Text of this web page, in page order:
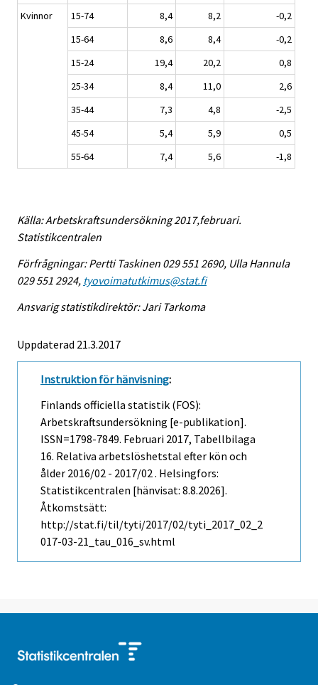
Kvinnor
15-74 8,4 8,2
-0,2
15-64
8,6 8,4
-0,2
15-24
19,4 20,2
0,8
25-34
8,4 11,0
2,6
35-44
7,3 4,8
-2,5
45-54
5,4 5,9
0,5
55-64
7,4 5,6 -1,8
Källa: Arbetskraftsundersökning 2017,februari.
Statistikcentralen
Förfrågningar: Pertti Taskinen 029 551 2690, Ulla Hannula
029 551 2924, tyovoimatutkimus@stat.fi
Ansvarig statistikdirektör: Jari Tarkoma
Uppdaterad 21.3.2017
Instruktion för hänvisning:
Finlands officiella statistik (FOS):
Arbetskraftsundersökning [e-publikation].
ISSN=1798-7849. Februari 2017, Tabellbilaga
16. Relativa arbetslöshetstal efter kön och
ålder 2016/02 - 2017/02 . Helsingfors:
Statistikcentralen [hänvisat: 8.8.2026].
Åtkomstsätt:
http://stat.fi/til/tyti/2017/02/tyti_2017_02_2
017-03-21_tau_016_sv.html